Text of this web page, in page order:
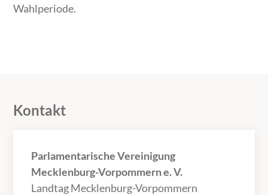
Wahlperiode.
Kontakt
Parlamentarische Vereinigung
Mecklenburg-Vorpommern e. V.
Landtag Mecklenburg-Vorpommern